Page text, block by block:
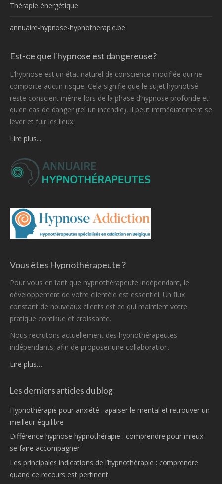
Thérapie énergétique
annuaire-hypnose-hypnotherapie.be
Est-ce que l’hypnose est dangereuse?
L’hypnose est un état naturel de conscience modifiée qui ne
comporte aucun risque. Cela signifie que le sujet hypnotisé
reste conscient même lors de la phase d’hypnose profonde et
qu’en cas de danger (tel un incendie), il peut immédiatement se
lever et fuir les lieux.
Lire plus...
Vous êtes Hypnothérapeute ?
Pour vous en tant que hypnothérapeute indépendant, le
développement de votre clientèle est essentiel. Un flux
constant de nouveaux clients est ce qui maintient votre
pratique continue et croissante.
Nous recrutons actuellement des hypnothérapeutes
indépendants, afin de proposer une collaboration.
Lire plus…
Les derniers articles du blog
Hypnothérapie pour anxiété : apaiser le mental et retrouver un
meilleur équilibre
Différence hypnose hypnothérapie : comprendre pour mieux
se faire accompagner
Les principales indications de l’hypnothérapie : comprendre
quand ce recours est pertinent